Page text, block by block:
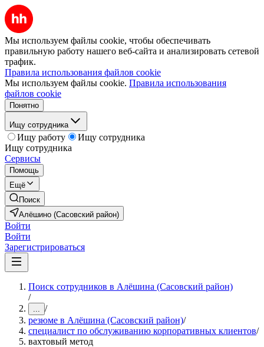
Мы используем файлы cookie, чтобы обеспечивать
правильную работу нашего веб-сайта и анализировать сетевой
трафик.
Правила использования файлов cookie
Мы используем файлы cookie. Правила использования
файлов cookie
Понятно
Ищу сотрудника
Ищу работу
Ищу сотрудника
Ищу сотрудника
Сервисы
Помощь
Ещё
Поиск
Алёшино (Сасовский район)
Войти
Войти
Зарегистрироваться
Поиск сотрудников в Алёшина (Сасовский район)
/
... /
резюме в Алёшина (Сасовский район)/
специалист по обслуживанию корпоративных клиентов/
вахтовый метод